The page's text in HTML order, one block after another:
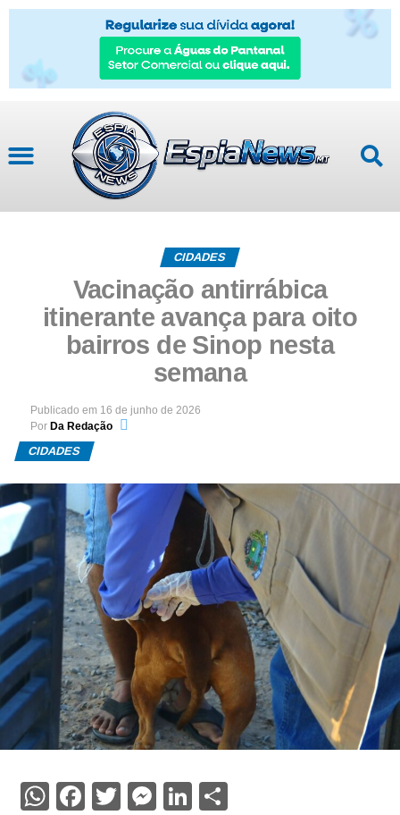
CIDADES
Vacinação antirrábica
itinerante avança para oito
bairros de Sinop nesta
semana
Publicado em 16 de junho de 2026
Por Da Redação
CIDADES
WhatsApp
Facebook
TwitterMessenger
LinkedIn